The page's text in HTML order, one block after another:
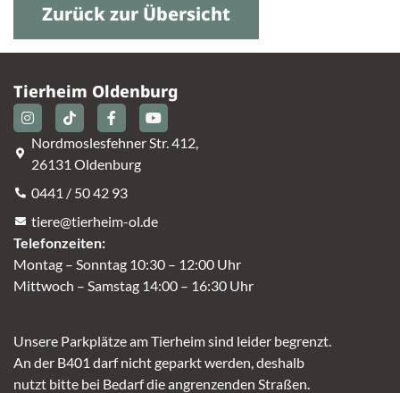
Zurück zur Übersicht
Tierheim Oldenburg
Nordmoslesfehner Str. 412,
26131 Oldenburg
0441 / 50 42 93
tiere@tierheim-ol.de
Telefonzeiten:
Montag – Sonntag 10:30 – 12:00 Uhr
Mittwoch – Samstag 14:00 – 16:30 Uhr
Unsere Parkplätze am Tierheim sind leider begrenzt.
An der B401 darf nicht geparkt werden, deshalb
nutzt bitte bei Bedarf die angrenzenden Straßen.